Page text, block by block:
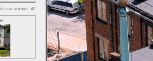
na stronie: 42